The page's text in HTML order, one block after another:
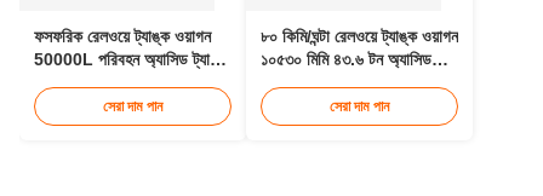
ফসফরিক রেলওয়ে ট্যাঙ্ক ওয়াগন
50000L পরিবহন অ্যাসিড ট্যাঙ্ক
ওয়াগন
সেরা দাম পান
৮০ কিমি/ঘন্টা রেলওয়ে ট্যাঙ্ক ওয়াগন
১০৫৩০ মিমি ৪৩.৬ টন অ্যাসিড
ট্যাঙ্ক ট্রেলার
সেরা দাম পান